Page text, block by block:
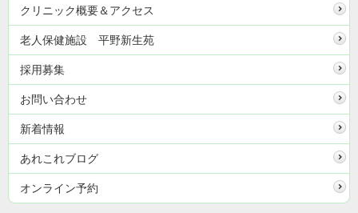
クリニック概要＆アクセス
老人保健施設 平野新生苑
採用募集
お問い合わせ
新着情報
あれこれブログ
オンライン予約